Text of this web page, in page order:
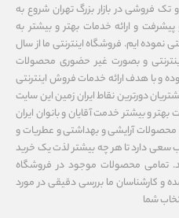
بصورت عمده و تک فروشی در بازار بزرگ تهران شروع به
و ارائه خدمات بهتر و بیشتر به
نموده ایم. فروشگاه اینترنتی ما از سال
اینترنتی و بصورت غیر حضوری محصولات
و با هدف ارائه خدمات فروش اینترنتی
دورترین نقاط ایران زمین این سایت
و بیشتر خدمت آقایان و بانوان ایران
محصولات آرایشی و بهداشتی و عطریات و
سعی دارد تا هر چه بیشتر لذت یک خرید
تمامی محصولات موجود در فروشگاه
و کارشناسان ما بررسی دقیقی در مورد
شما